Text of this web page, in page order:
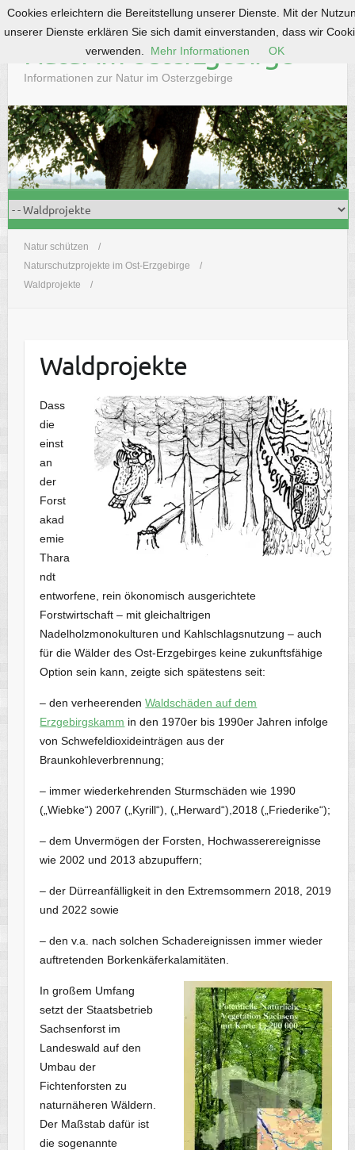
S
k
o
c
o
n
t
Natur im Osterzgebirge
Informationen zur Natur im Osterzgebirge
Natur schützen
Naturschutzprojekte im Ost-Erzgebirge
Waldprojekte
Waldprojekte
Dass
die
einst
an
der
Forst
akad
emie
Thara
ndt
entworfene, rein ökonomisch ausgerichtete
Forstwirtschaft – mit gleichaltrigen
Nadelholzmonokulturen und Kahlschlagsnutzung – auch
für die Wälder des Ost-Erzgebirges keine zukunftsfähige
Option sein kann, zeigte sich spätestens seit:
– den verheerendenWaldschäden auf dem
Erzgebirgskamm in den 1970er bis 1990er Jahren infolge
von Schwefeldioxideinträgen aus der
Braunkohleverbrennung;
– immer wiederkehrenden Sturmschäden wie 1990
(„Wiebke“) 2007 („Kyrill“), („Herward“),2018 („Friederike“);
– dem Unvermögen der Forsten, Hochwasserereignisse
wie 2002 und 2013 abzupuffern;
– der Dürreanfälligkeit in den Extremsommern 2018, 2019
und 2022 sowie
– den v.a. nach solchen Schadereignissen immer wieder
auftretenden Borkenkäferkalamitäten.
In großem Umfang
setzt der Staatsbetrieb
Sachsenforst im
Landeswald auf den
Umbau der
Fichtenforsten zu
naturnäheren Wäldern.
Der Maßstab dafür ist
die sogenannte
Cookies erleichtern die Bereitstellung unserer Dienste. Mit der
unserer Dienste erklären Sie sich damit einverstanden, dass wir
verwenden.
Mehr Informationen OK